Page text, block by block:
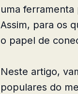
uma ferramenta
Assim, para os
o papel de
Neste artigo,
populares do